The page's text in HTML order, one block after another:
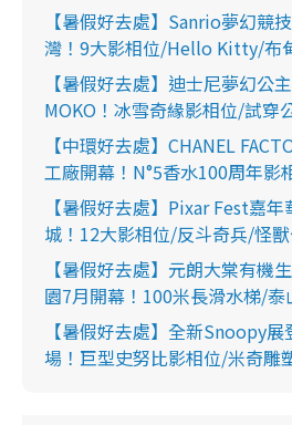
【暑假好去處】Sanrio夢幻競
灣！9大影相位/Hello Kitty/布
【暑假好去處】迪士尼夢幻公
MOKO！冰雪奇緣影相位/試穿
【中環好去處】CHANEL
工廠開幕！N°5香水100周年影
【暑假好去處】Pixar Fest嘉
城！12大影相位/反斗奇兵/怪
【暑假好去處】元朗大棠有機
園7月開幕！100米長滑水梯/
【暑假好去處】全新Snoopy
場！巨型史努比影相位/米奇雕